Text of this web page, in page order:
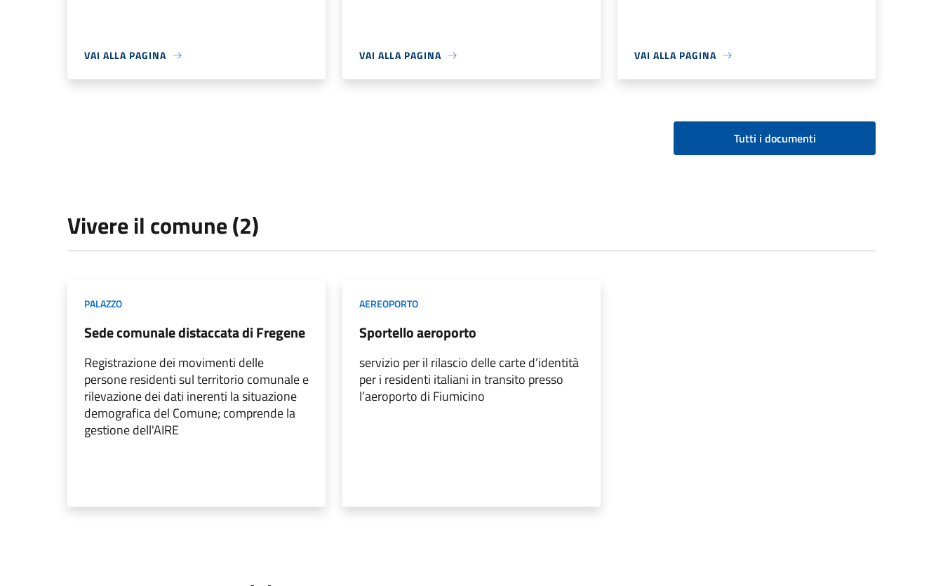
VAI ALLA PAGINA VAI ALLA PAGINA VAI ALLA PAGINA
Tutti i documenti
Vivere il comune (2)
PALAZZO
Sede comunale distaccata di Fregene
Registrazione dei movimenti delle
persone residenti sul territorio comunale e
rilevazione dei dati inerenti la situazione
demografica del Comune; comprende la
gestione dell'AIRE
AEREOPORTO
Sportello aeroporto
servizio per il rilascio delle carte d’identità
per i residenti italiani in transito presso
l’aeroporto di Fiumicino